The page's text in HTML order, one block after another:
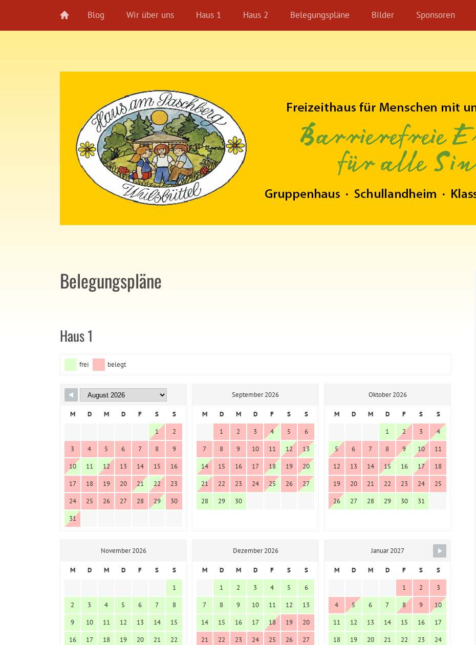
Blog Wir über uns Haus 1 Haus 2 Belegungspläne Bilder Sponsoren
Belegungspläne
Haus 1
frei belegt
M D M D F S
S
1
2
3
4 5 6 7 8
9
10
11 12 13 14 15
16
17
18 19 20 21 22
23
24
25 26 27 28 29
30
31
September 2026
M D M D F S
S
1
2 3 4 5
6
7
8 9 10 11 12
13
14
15 16 17 18 19
20
21
22 23 24 25 26
27
28
29 30
Oktober 2026
M D M D F S
S
1
2 3
4
5
6 7 8 9 10
11
12
13 14 15 16 17
18
19
20 21 22 23 24
25
26
27 28 29 30 31
November 2026
M D M D F S
S
1
2
3 4 5 6 7
8
9
10 11 12 13 14
15
16
17 18 19 20 21
22
Dezember 2026
M D M D F S
S
1
2 3 4 5
6
7
8 9 10 11 12
13
14
15 16 17 18 19
20
21
22 23 24 25 26
27
Januar 2027
M D M D F S
S
1
2
3
4
5 6 7 8 9
10
11
12 13 14 15 16
17
18
19 20 21 22 23
24